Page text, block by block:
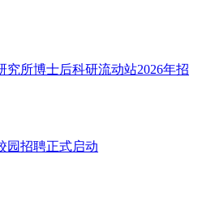
究所博士后科研流动站2026年招
园招聘正式启动